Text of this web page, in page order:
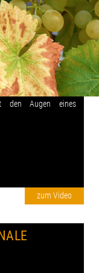
den Augen eines
zum Video